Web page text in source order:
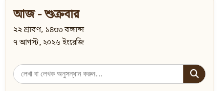
আজ - শুক্রবার
২২ শ্রাবণ, ১৪৩৩ বঙ্গাব্দ
৭ আগস্ট, ২০২৬ ইংরেজি
Search
for: